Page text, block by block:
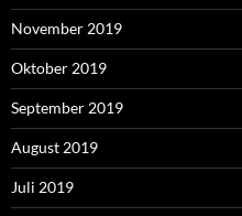
November 2019
Oktober 2019
September 2019
August 2019
Juli 2019